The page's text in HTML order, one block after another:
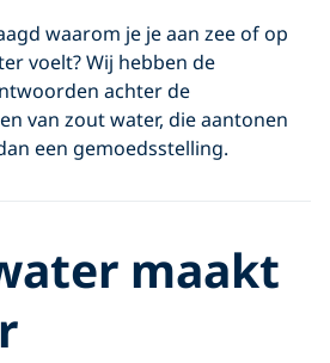
waarom je je aan zee of op
voelt? Wij hebben de
achter de
van zout water, die aantonen
een gemoedsstelling.
maakt